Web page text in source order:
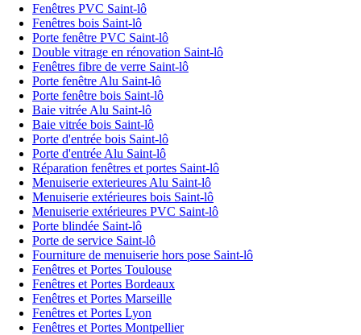
Fenêtres PVC Saint-lô
Fenêtres bois Saint-lô
Porte fenêtre PVC Saint-lô
Double vitrage en rénovation Saint-lô
Fenêtres fibre de verre Saint-lô
Porte fenêtre Alu Saint-lô
Porte fenêtre bois Saint-lô
Baie vitrée Alu Saint-lô
Baie vitrée bois Saint-lô
Porte d'entrée bois Saint-lô
Porte d'entrée Alu Saint-lô
Réparation fenêtres et portes Saint-lô
Menuiserie exterieures Alu Saint-lô
Menuiserie extérieures bois Saint-lô
Menuiserie extérieures PVC Saint-lô
Porte blindée Saint-lô
Porte de service Saint-lô
Fourniture de menuiserie hors pose Saint-lô
Fenêtres et Portes Toulouse
Fenêtres et Portes Bordeaux
Fenêtres et Portes Marseille
Fenêtres et Portes Lyon
Fenêtres et Portes Montpellier